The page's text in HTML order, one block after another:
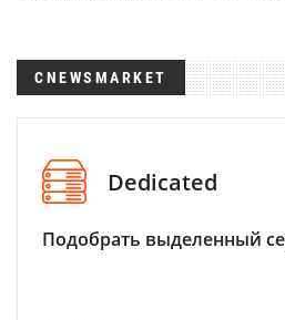
CNEWSMARKET
Dedicated
Подобрать выделенный